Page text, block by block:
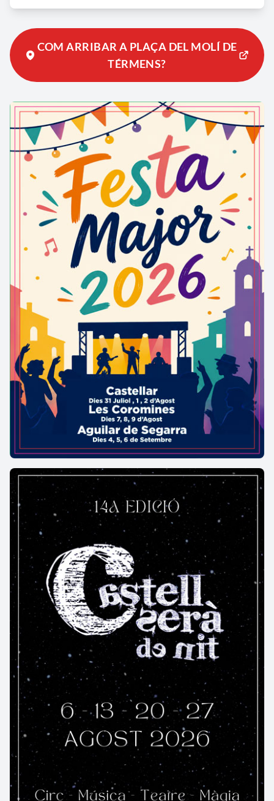
COM ARRIBAR A PLAÇA DEL MOLÍ DE
TÉRMENS?